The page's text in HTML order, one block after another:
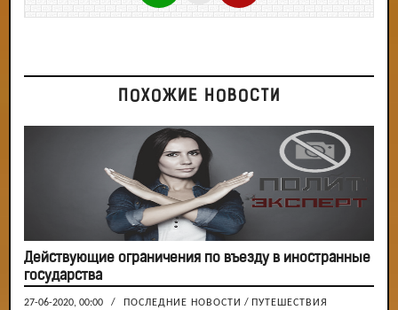
ПОХОЖИЕ НОВОСТИ
Действующие ограничения по въезду в иностранные
государства
27-06-2020, 00:00 / ПОСЛЕДНИЕ НОВОСТИ / ПУТЕШЕСТВИЯ